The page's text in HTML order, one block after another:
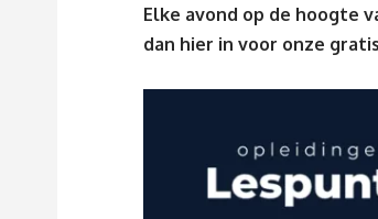
Elke avond op de hoogte
dan hier in voor onze